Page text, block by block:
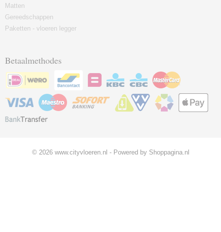
Matten
Gereedschappen
Paketten - vloeren legger
Betaalmethodes
© 2026 www.cityvloeren.nl - Powered by Shoppagina.nl